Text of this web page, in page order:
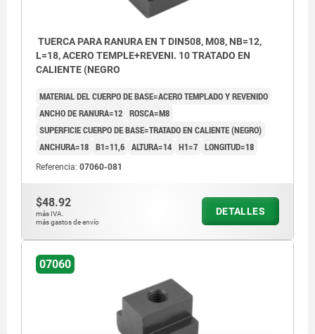
TUERCA PARA RANURA EN T DIN508, M08, NB=12,
L=18, ACERO TEMPLE+REVENI. 10 TRATADO EN
CALIENTE (NEGRO
MATERIAL DEL CUERPO DE BASE=ACERO TEMPLADO Y REVENIDO
ANCHO DE RANURA=12 ROSCA=M8
SUPERFICIE CUERPO DE BASE=TRATADO EN CALIENTE (NEGRO)
ANCHURA=18 B1=11,6 ALTURA=14 H1=7 LONGITUD=18
Referencia: 07060-081
$48.92
más IVA.
más gastos de envío
DETALLES
07060